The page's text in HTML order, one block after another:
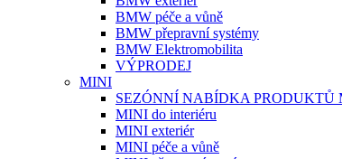
BMW péče a vůně
BMW přepravní systémy
BMW Elektromobilita
VÝPRODEJ
MINI
SEZÓNNÍ NABÍDKA PRODUKTŮ
MINI do interiéru
MINI exteriér
MINI péče a vůně